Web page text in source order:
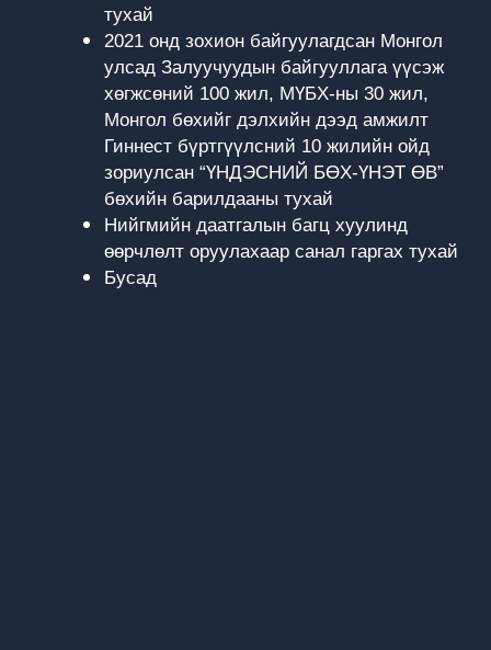
тухай
2021 онд зохион байгуулагдсан Монгол
улсад Залуучуудын байгууллага үүсэж
хөгжсөний 100 жил, МҮБХ-ны 30 жил,
Монгол бөхийг дэлхийн дээд амжилт
Гиннест бүртгүүлсний 10 жилийн ойд
зориулсан “ҮНДЭСНИЙ БӨХ-ҮНЭТ ӨВ”
бөхийн барилдааны тухай
Нийгмийн даатгалын багц хуулинд
өөрчлөлт оруулахаар санал гаргах тухай
Бусад